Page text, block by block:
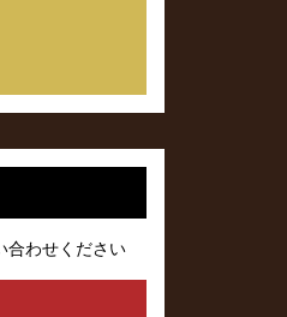
合わせください